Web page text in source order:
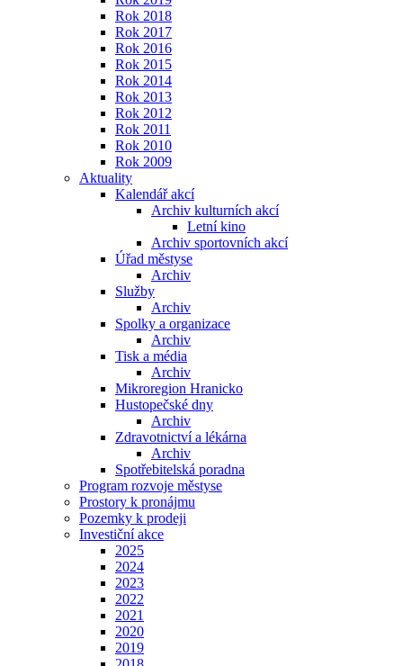
Rok 2018
Rok 2017
Rok 2016
Rok 2015
Rok 2014
Rok 2013
Rok 2012
Rok 2011
Rok 2010
Rok 2009
Aktuality
Kalendář akcí
Archiv kulturních akcí
Letní kino
Archiv sportovních akcí
Úřad městyse
Archiv
Služby
Archiv
Spolky a organizace
Archiv
Tisk a média
Archiv
Mikroregion Hranicko
Hustopečské dny
Archiv
Zdravotnictví a lékárna
Archiv
Spotřebitelská poradna
Program rozvoje městyse
Prostory k pronájmu
Pozemky k prodeji
Investiční akce
2025
2024
2023
2022
2021
2020
2019